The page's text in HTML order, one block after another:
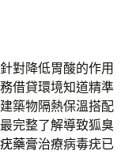
對降低胃酸的作用
借貸環境知道精準
築物隔熱保溫搭配
完整了解導致狐臭
藥膏治療病毒疣已